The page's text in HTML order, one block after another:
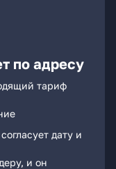
по адресу
тариф
дату и
и он